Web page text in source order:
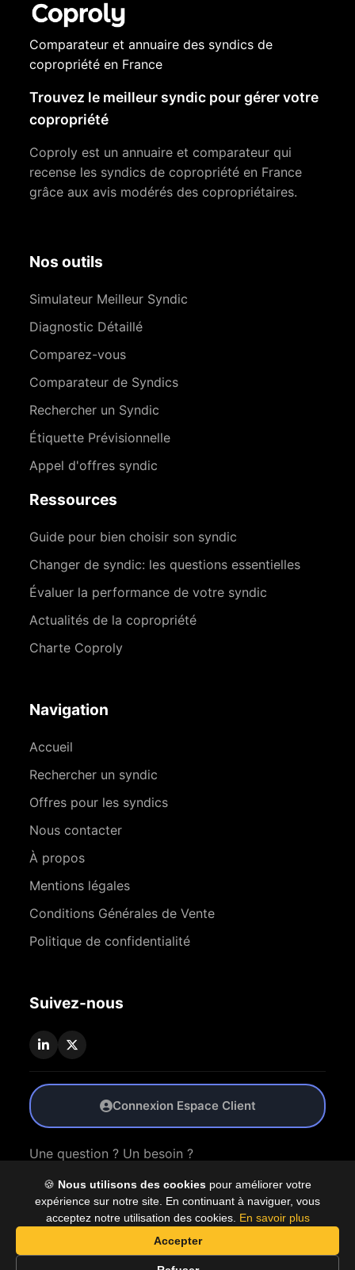
🍪 Nous utilisons des cookies pour améliorer votre
expérience sur notre site. En continuant à naviguer, vous
acceptez notre utilisation des cookies. En savoir plus
Accepter
Comparateur et annuaire des syndics de
copropriété en France
Trouvez le meilleur syndic pour gérer votre
copropriété
Coproly est un annuaire et comparateur qui
recense les syndics de copropriété en France
grâce aux avis modérés des copropriétaires.
Nos outils
Simulateur Meilleur Syndic
Diagnostic Détaillé
Comparez-vous
Comparateur de Syndics
Rechercher un Syndic
Étiquette Prévisionnelle
Appel d'offres syndic
Ressources
Guide pour bien choisir son syndic
Changer de syndic: les questions essentielles
Évaluer la performance de votre syndic
Actualités de la copropriété
Charte Coproly
Navigation
Accueil
Rechercher un syndic
Offres pour les syndics
Nous contacter
À propos
Mentions légales
Conditions Générales de Vente
Politique de confidentialité
Suivez-nous
Connexion Espace Client
Une question ? Un besoin ?
Nous Contacter